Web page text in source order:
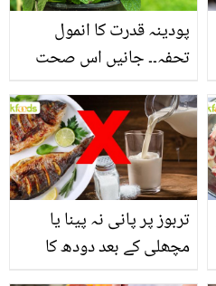
پودینہ قدرت کا انمول
تحفہ۔۔ جانیں اس صحت
انگیز طبی فوائد
تربوز پر پانی نہ پینا یا
مچھلی کے بعد دودھ کا